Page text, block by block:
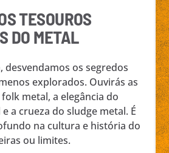
TESOUROS
DO METAL
desvendamos os segredos
explorados. Ouvirás as
metal, a elegância do
a crueza do sludge metal. É
na cultura e história do
ou limites.